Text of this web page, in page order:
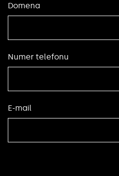
Domena
Numer telefonu
E-mail